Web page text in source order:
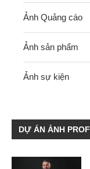
Ảnh Quảng cáo
Ảnh sản phẩm
Ảnh sự kiện
DỰ ÁN ẢNH